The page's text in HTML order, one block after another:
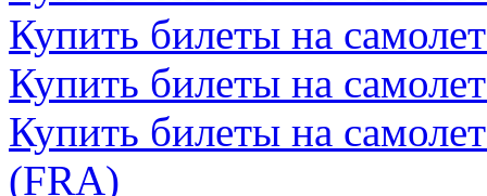
Купить билеты на
Купить билеты на
Купить билеты на
(FRA)